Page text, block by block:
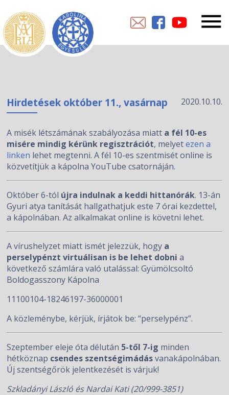
Hirdetések október 11., vasárnap 2020.10.10.
A misék létszámának szabályozása miatt a fél 10-es
misére mindig kérünk regisztrációt, melyetezen a
linken lehet megtenni. A fél 10-es szentmisét online is
közvetítjük a kápolna YouTube csatornáján.
Október 6-tól újra indulnak a keddi hittanórák. 13-án
Gyuri atya tanítását hallgathatjuk este 7 órai kezdettel,
a kápolnában. Az alkalmakat online is követni lehet.
A vírushelyzet miatt ismét jelezzük, hogy a
perselypénzt virtuálisan is be lehet dobni a
következő számlára való utalással: Gyümölcsoltó
Boldogasszony Kápolna
11100104-18246197-36000001
A közleménybe, kérjük, írjátok be: “perselypénz”.
Szeptember eleje óta délután 5-től 7-ig minden
hétköznap csendes szentségimádásvanakápolnában.
Új szentségőrök jelentkezését is várjuk!
Szkladányi László és Nardai Kati (20/999-3851)